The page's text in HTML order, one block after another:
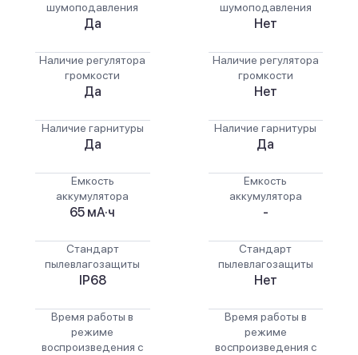
шумоподавления
Да
Наличие регулятора
громкости
Да
Наличие гарнитуры
Да
Емкость
аккумулятора
65 мА·ч
Стандарт
пылевлагозащиты
IP68
Время работы в
режиме
воспроизведения с
шумоподавления
Нет
Наличие регулятора
громкости
Нет
Наличие гарнитуры
Да
Емкость
аккумулятора
-
Стандарт
пылевлагозащиты
Нет
Время работы в
режиме
воспроизведения с